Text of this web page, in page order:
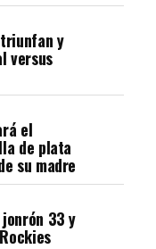
y
versus
el
de plata
su madre
33 y